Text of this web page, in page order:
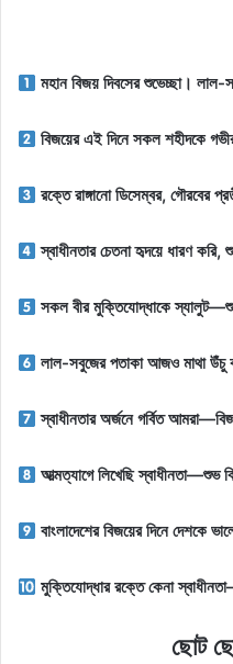
মহান বিজয় দিবসের শুভেচ্ছা। লাল-
বিজয়ের এই দিনে সকল শহীদকে
রক্তে রাঙ্গানো ডিসেম্বর, গৌরবের
স্বাধীনতার চেতনা হৃদয়ে ধারণ করি,
সকল বীর মুক্তিযোদ্ধাকে
লাল-সবুজের পতাকা আজও মাথা
স্বাধীনতার অর্জনে গর্বিত
আত্মত্যাগে লিখেছি স্বাধীনতা—শুভ
বাংলাদেশের বিজয়ের দিনে দেশকে
মুক্তিযোদ্ধার রক্তে কেনা
ছোট